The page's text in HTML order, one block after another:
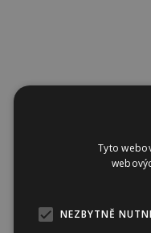
Tyto
NEZBYTNĚ